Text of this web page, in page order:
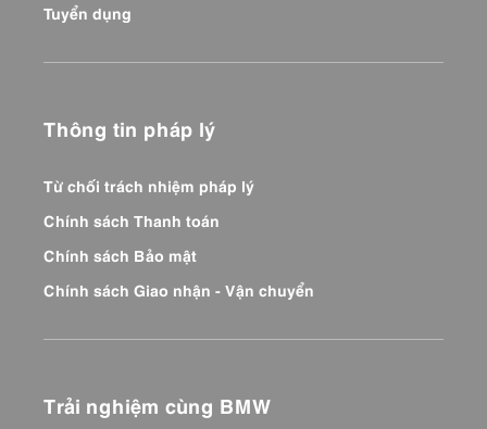
Tuyển dụng
Thông tin pháp lý
Từ chối trách nhiệm pháp lý
Chính sách Thanh toán
Chính sách Bảo mật
Chính sách Giao nhận - Vận chuyển
Trải nghiệm cùng BMW